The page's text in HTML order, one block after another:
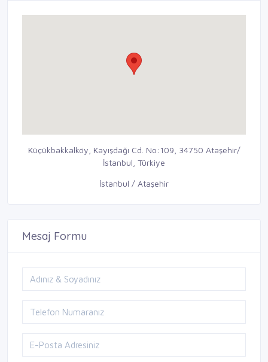
Küçükbakkalköy, Kayışdağı Cd. No:109, 34750 Ataşehir/
İstanbul, Türkiye
İstanbul / Ataşehir
Mesaj Formu